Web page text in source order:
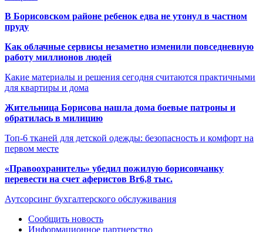
В Борисовском районе ребенок едва не утонул в частном
пруду
Как облачные сервисы незаметно изменили повседневную
работу миллионов людей
Какие материалы и решения сегодня считаются практичными
для квартиры и дома
Жительница Борисова нашла дома боевые патроны и
обратилась в милицию
Топ-6 тканей для детской одежды: безопасность и комфорт на
первом месте
«Правоохранитель» убедил пожилую борисовчанку
перевести на счет аферистов Br6,8 тыс.
Аутсорсинг бухгалтерского обслуживания
Сообщить новость
Информационное партнерство